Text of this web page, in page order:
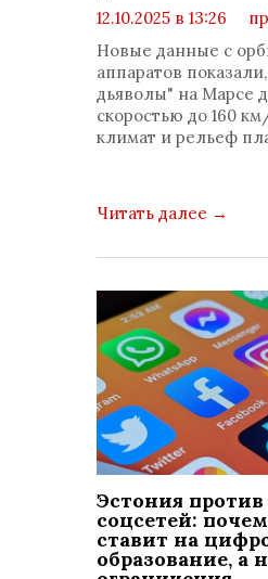
12.10.2025 в 13:26
Новые данные с
аппаратов
дьяволы" на Марсе
скоростью до 160
климат и рельеф
Читать далее →
Эстония против
соцсетей:
ставит на
образование, а